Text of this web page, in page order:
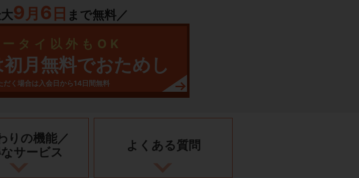
9月 6 日 まで無料／
タイ以外もOK
月無料でおためし
く場合は入会日から14日間無料
りの機能／
サービス
よくある質問